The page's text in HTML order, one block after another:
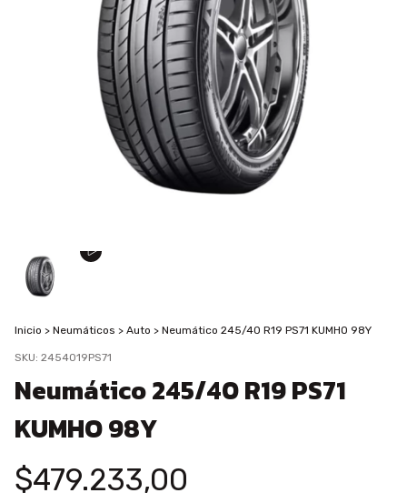
Inicio > Neumáticos > Auto > Neumático 245/40 R19 PS71 KUMHO 98Y
SKU: 2454019PS71
Neumático 245/40 R19 PS71
KUMHO 98Y
$479.233,00